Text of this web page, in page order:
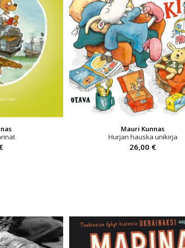
Mauri Kunnas
Hurjan hauska unikirja
26,00 €